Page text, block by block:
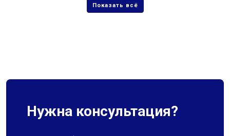
Нужна консультация?